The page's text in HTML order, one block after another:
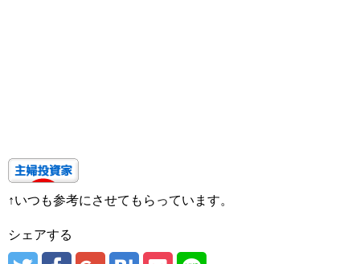
↑いつも参考にさせてもらっています。
シェアする